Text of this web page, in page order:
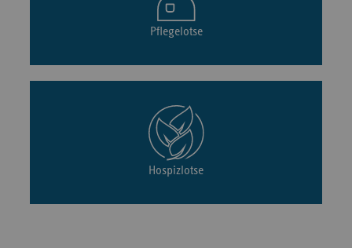
Pflegelotse
Hospizlotse